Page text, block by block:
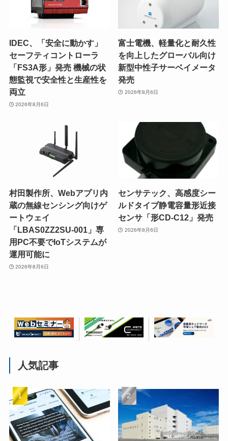
IDEC、「安全に動かす」
セーフティコントローラ
「FS3A形」発売 機械の状
態監視で安全性と生産性を
両立
2026年8月6日
富士電機、軽量化と耐久性
を向上したグローバル向け
新型中性子サーベイメータ
発売
2026年8月6日
村田製作所、Webアプリ内
蔵の無線センシング向けゲ
ートウェイ
「LBAS0ZZ2SU-001」専
用PC不要でIoTシステムが
運用可能に
2026年8月6日
センサテック、高感度シー
ルドタイプ静電容量形近接
センサ「形CD-C12」発売
2026年8月6日
人気記事